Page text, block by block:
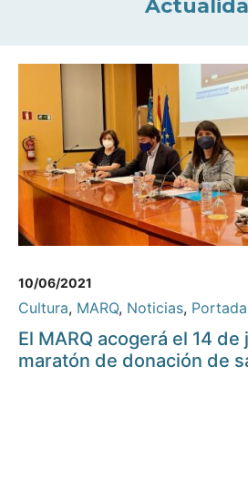
10/06/2021
Cultura, MARQ, Noticias, Portada
El MARQ acogerá el 14 de
maratón de donación de